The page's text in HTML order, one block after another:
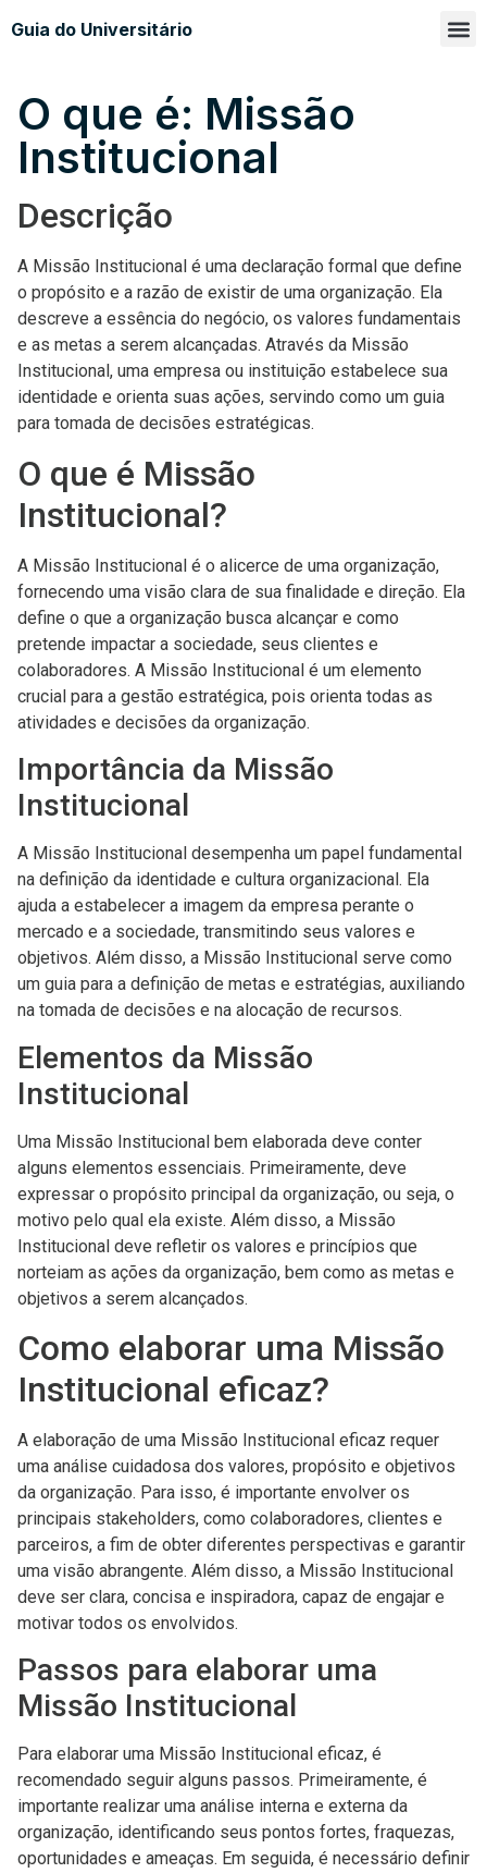
Guia do Universitário
O que é: Missão
Institucional
Descrição
A Missão Institucional é uma declaração formal que define
o propósito e a razão de existir de uma organização. Ela
descreve a essência do negócio, os valores fundamentais
e as metas a serem alcançadas. Através da Missão
Institucional, uma empresa ou instituição estabelece sua
identidade e orienta suas ações, servindo como um guia
para tomada de decisões estratégicas.
O que é Missão
Institucional?
A Missão Institucional é o alicerce de uma organização,
fornecendo uma visão clara de sua finalidade e direção. Ela
define o que a organização busca alcançar e como
pretende impactar a sociedade, seus clientes e
colaboradores. A Missão Institucional é um elemento
crucial para a gestão estratégica, pois orienta todas as
atividades e decisões da organização.
Importância da Missão
Institucional
A Missão Institucional desempenha um papel fundamental
na definição da identidade e cultura organizacional. Ela
ajuda a estabelecer a imagem da empresa perante o
mercado e a sociedade, transmitindo seus valores e
objetivos. Além disso, a Missão Institucional serve como
um guia para a definição de metas e estratégias, auxiliando
na tomada de decisões e na alocação de recursos.
Elementos da Missão
Institucional
Uma Missão Institucional bem elaborada deve conter
alguns elementos essenciais. Primeiramente, deve
expressar o propósito principal da organização, ou seja, o
motivo pelo qual ela existe. Além disso, a Missão
Institucional deve refletir os valores e princípios que
norteiam as ações da organização, bem como as metas e
objetivos a serem alcançados.
Como elaborar uma Missão
Institucional eficaz?
A elaboração de uma Missão Institucional eficaz requer
uma análise cuidadosa dos valores, propósito e objetivos
da organização. Para isso, é importante envolver os
principais stakeholders, como colaboradores, clientes e
parceiros, a fim de obter diferentes perspectivas e garantir
uma visão abrangente. Além disso, a Missão Institucional
deve ser clara, concisa e inspiradora, capaz de engajar e
motivar todos os envolvidos.
Passos para elaborar uma
Missão Institucional
Para elaborar uma Missão Institucional eficaz, é
recomendado seguir alguns passos. Primeiramente, é
importante realizar uma análise interna e externa da
organização, identificando seus pontos fortes, fraquezas,
oportunidades e ameaças. Em seguida, é necessário definir